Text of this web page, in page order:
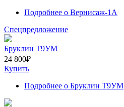
Подробнее о Вернисаж-1А
Спецпредложение
Бруклин Т9УМ
24 800₽
Купить
Подробнее о Бруклин Т9УМ